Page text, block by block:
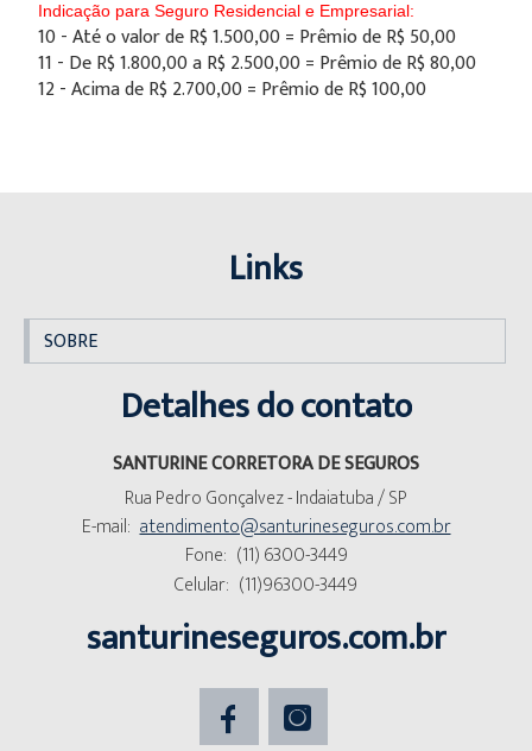
Indicação para Seguro Residencial e Empresarial:
10 - Até o valor de R$ 1.500,00 = Prêmio de R$ 50,00
11 - De R$ 1.800,00 a R$ 2.500,00 = Prêmio de R$ 80,00
12 - Acima de R$ 2.700,00 = Prêmio de R$ 100,00
Links
SOBRE
Detalhes do contato
SANTURINE CORRETORA DE SEGUROS
Rua Pedro Gonçalvez - Indaiatuba / SP
E-mail: atendimento@santurineseguros.com.br
Fone: (11) 6300-3449
Celular: (11)96300-3449
santurineseguros.com.br